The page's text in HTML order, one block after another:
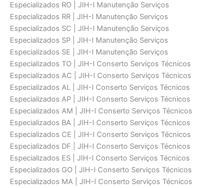
Especializados RO | JIH-I Manutenção Serviços
Especializados RR | JIH-I Manutenção Serviços
Especializados SC | JIH-I Manutenção Serviços
Especializados SP | JIH-I Manutenção Serviços
Especializados SE | JIH-I Manutenção Serviços
Especializados TO | JIH-I Conserto Serviços Técnicos
Especializados AC | JIH-I Conserto Serviços Técnicos
Especializados AL | JIH-I Conserto Serviços Técnicos
Especializados AP | JIH-I Conserto Serviços Técnicos
Especializados AM | JIH-I Conserto Serviços Técnicos
Especializados BA | JIH-I Conserto Serviços Técnicos
Especializados CE | JIH-I Conserto Serviços Técnicos
Especializados DF | JIH-I Conserto Serviços Técnicos
Especializados ES | JIH-I Conserto Serviços Técnicos
Especializados GO | JIH-I Conserto Serviços Técnicos
Especializados MA | JIH-I Conserto Serviços Técnicos